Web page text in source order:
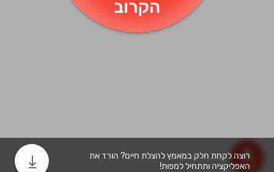
רוצה לקחת חלק במאמץ להצלת חיים? הורד את
האפליקציה ותתחיל למפות!
keyboard_tab